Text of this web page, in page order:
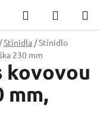
Hledat
KOŠÍK
/Stínidla /Stínidlo
230 mm
mm,